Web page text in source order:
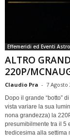
Effemeridi ed Eventi
ALTRO
220P/
Claudio Pra - 7 Agosto
Dopo il grande “botto”
vista variare la sua
nona grandezza) la
presumibilmente tra il 5
tredicesima alla settima